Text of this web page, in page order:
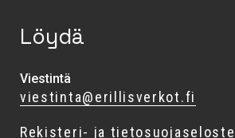
Löydä
Viestintä
viestinta@erillisverkot.fi
Rekisteri- ja tietosuojaseloste